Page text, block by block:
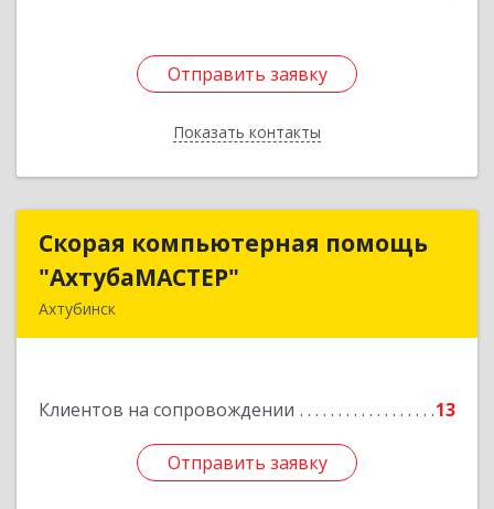
Отправить заявку
Показать контакты
Отправить заявку
Назад
Скорая компьютерная помощь
"АхтубаМАСТЕР"
Ахтубинск
Клиентов на сопровождении 13
Отправить заявку
Скорая компьютерная помощь
Отправить заявку